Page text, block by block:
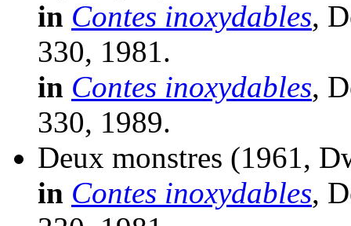
in Contes inoxydables,
330, 1981.
in Contes inoxydables,
330, 1989.
Deux monstres (1961,
in Contes inoxydables,